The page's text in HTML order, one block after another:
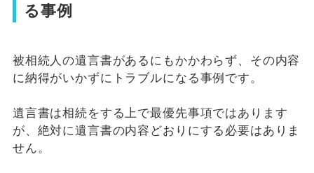
る事例
被相続人の遺言書があるにもかかわらず、その内容
に納得がいかずにトラブルになる事例です。
遺言書は相続をする上で最優先事項ではあります
が、絶対に遺言書の内容どおりにする必要はありま
せん。